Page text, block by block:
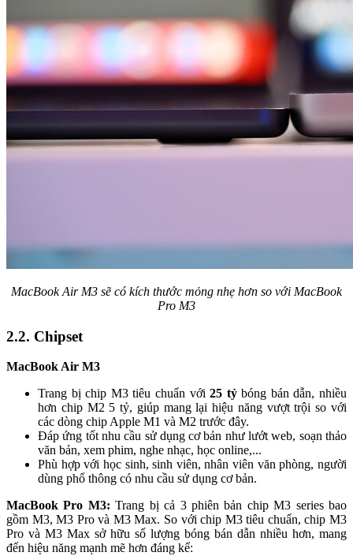
MacBook Air M3 sẽ có kích thước mỏng nhẹ hơn so với MacBook
Pro M3
2.2. Chipset
MacBook Air M3
Trang bị chip M3 tiêu chuẩn với25 tỷbóng bán dẫn, nhiều
hơn chip M2 5 tỷ, giúp mang lại hiệu năng vượt trội so với
các dòng chip Apple M1 và M2 trước đây.
Đáp ứng tốt nhu cầu sử dụng cơ bản như lướt web, soạn thảo
văn bản, xem phim, nghe nhạc, học online,...
Phù hợp với học sinh, sinh viên, nhân viên văn phòng, người
dùng phổ thông có nhu cầu sử dụng cơ bản.
MacBook Pro M3: Trang bị cả 3 phiên bản chip M3 series bao
gồm M3, M3 Pro và M3 Max. So với chip M3 tiêu chuẩn, chip M3
Pro và M3 Max sở hữu số lượng bóng bán dẫn nhiều hơn, mang
đến hiệu năng mạnh mẽ hơn đáng kể: